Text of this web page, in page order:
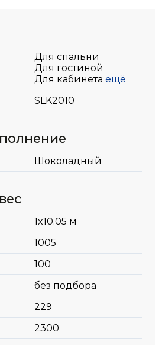
Для спальни
Для гостиной
Для кабинета ещё
SLK2010
Шоколадный
1x10.05 м
1005
100
без подбора
229
2300